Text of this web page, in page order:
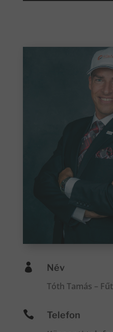
 Név
Tóth Tamás –
 Telefon